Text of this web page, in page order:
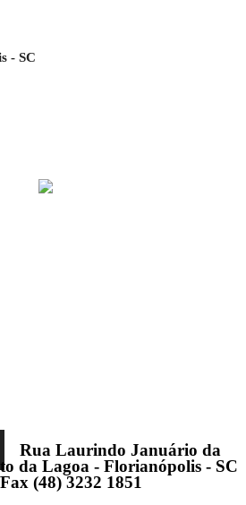
- SC
Rua Laurindo Januário da
da Lagoa - Florianópolis - SC
(48) 3232 1851